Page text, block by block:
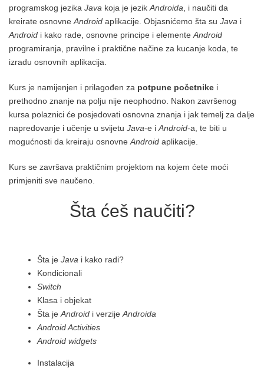
programskog jezika Java koja je jezik Androida , i naučiti da
kreirate osnovne Android aplikacije. Objasnićemo šta su Java i
Android i kako rade, osnovne principe i elemente Android
programiranja, pravilne i praktične načine za kucanje koda, te
izradu osnovnih aplikacija.
Kurs je namijenjen i prilagođen za potpune početnike i
prethodno znanje na polju nije neophodno. Nakon završenog
kursa polaznici će posjedovati osnovna znanja i jak temelj za dalje
napredovanje i učenje u svijetu Java-e i Android-a, te biti u
mogućnosti da kreiraju osnovne Android aplikacije.
Kurs se završava praktičnim projektom na kojem ćete moći
primjeniti sve naučeno.
Šta ćeš naučiti?
Šta je Java i kako radi?
Kondicionali
Switch
Klasa i objekat
Šta je Androidi verzije Androida
Android Activities
Android widgets
Instalacija